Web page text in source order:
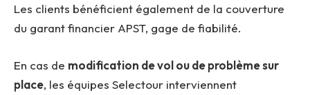
Les clients bénéficient également de la couverture
du garant financier APST, gage de fiabilité.
En cas de modification de vol ou de problème sur
place, les équipes Selectour interviennent